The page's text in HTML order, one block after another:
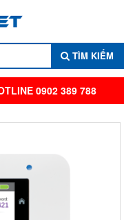
TÌM KIẾM
0902 389 788